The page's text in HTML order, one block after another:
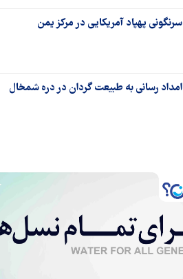
سرنگونی پهپاد آمریکایی در مرکز یمن
امداد رسانی به طبیعت گردان در دره شمخال